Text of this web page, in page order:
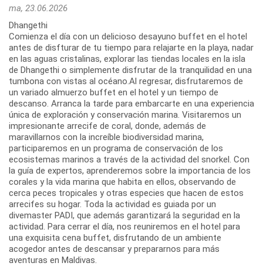
ma, 23.06.2026
Dhangethi
Comienza el día con un delicioso desayuno buffet en el hotel
antes de disfturar de tu tiempo para relajarte en la playa, nadar
en las aguas cristalinas, explorar las tiendas locales en la isla
de Dhangethi o simplemente disfrutar de la tranquilidad en una
tumbona con vistas al océano.Al regresar, disfrutaremos de
un variado almuerzo buffet en el hotel y un tiempo de
descanso. Arranca la tarde para embarcarte en una experiencia
única de exploración y conservación marina. Visitaremos un
impresionante arrecife de coral, donde, además de
maravillarnos con la increíble biodiversidad marina,
participaremos en un programa de conservación de los
ecosistemas marinos a través de la actividad del snorkel. Con
la guía de expertos, aprenderemos sobre la importancia de los
corales y la vida marina que habita en ellos, observando de
cerca peces tropicales y otras especies que hacen de estos
arrecifes su hogar. Toda la actividad es guiada por un
divemaster PADI, que además garantizará la seguridad en la
actividad. Para cerrar el día, nos reuniremos en el hotel para
una exquisita cena buffet, disfrutando de un ambiente
acogedor antes de descansar y prepararnos para más
aventuras en Maldivas.